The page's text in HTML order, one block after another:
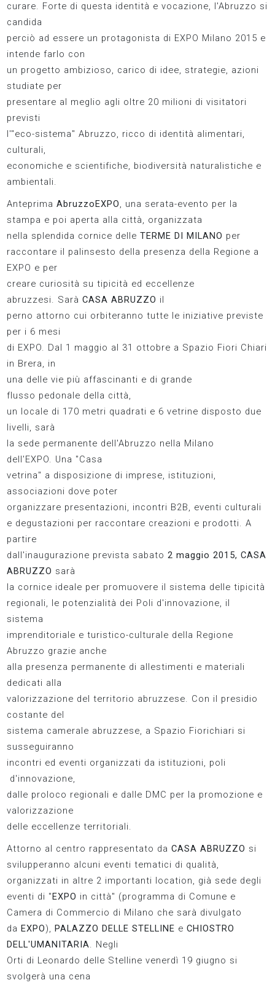
curare. Forte di questa identità e vocazione, l'Abruzzo si
candida
perciò ad essere un protagonista di EXPO Milano 2015 e
intende farlo con
un progetto ambizioso, carico di idee, strategie, azioni
studiate per
presentare al meglio agli oltre 20 milioni di visitatori
previsti
l'"eco-sistema" Abruzzo, ricco di identità alimentari,
culturali,
economiche e scientifiche, biodiversità naturalistiche e
ambientali.
Anteprima AbruzzoEXPO, una serata-evento per la
stampa e poi aperta alla città, organizzata
nella splendida cornice delle TERME DI MILANO per
raccontare il palinsesto della presenza della Regione a
EXPO e per
creare curiosità su tipicità ed eccellenze
abruzzesi. Sarà CASA ABRUZZO il
perno attorno cui orbiteranno tutte le iniziative previste
per i 6 mesi
di EXPO. Dal 1 maggio al 31 ottobre a Spazio Fiori Chiari
in Brera, in
una delle vie più affascinanti e di grande
flusso pedonale della città,
un locale di 170 metri quadrati e 6 vetrine disposto due
livelli, sarà
la sede permanente dell'Abruzzo nella Milano
dell'EXPO. Una "Casa
vetrina" a disposizione di imprese, istituzioni,
associazioni dove poter
organizzare presentazioni, incontri B2B, eventi culturali
e degustazioni per raccontare creazioni e prodotti. A
partire
dall'inaugurazione prevista sabato 2 maggio 2015, CASA
ABRUZZO sarà
la cornice ideale per promuovere il sistema delle tipicità
regionali, le potenzialità dei Poli d'innovazione, il
sistema
imprenditoriale e turistico-culturale della Regione
Abruzzo grazie anche
alla presenza permanente di allestimenti e materiali
dedicati alla
valorizzazione del territorio abruzzese. Con il presidio
costante del
sistema camerale abruzzese, a Spazio Fiorichiari si
susseguiranno
incontri ed eventi organizzati da istituzioni, poli
d'innovazione,
dalle proloco regionali e dalle DMC per la promozione e
valorizzazione
delle eccellenze territoriali.
Attorno al centro rappresentato da CASA ABRUZZO si
svilupperanno alcuni eventi tematici di qualità,
organizzati in altre 2 importanti location, già sede degli
eventi di "EXPO in città" (programma di Comune e
Camera di Commercio di Milano che sarà divulgato
da EXPO), PALAZZO DELLE STELLINE e CHIOSTRO
DELL'UMANITARIA. Negli
Orti di Leonardo delle Stelline venerdì 19 giugno si
svolgerà una cena